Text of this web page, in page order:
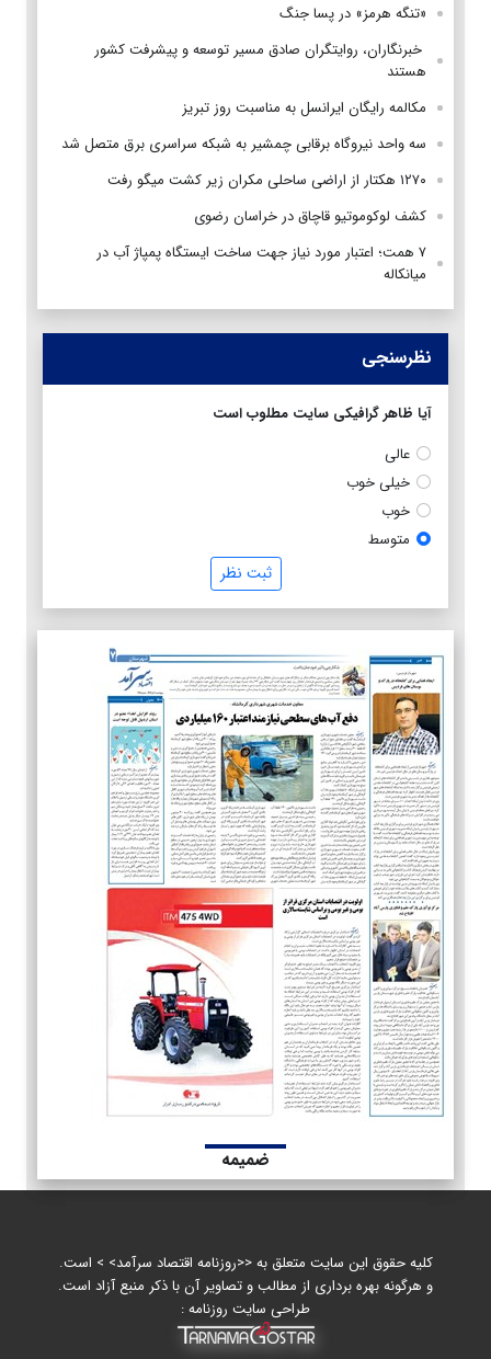
«تنگه هرمز» در پسا جنگ
‌ خبرنگاران، روایتگران صادق مسیر توسعه و پیشرفت کشور
هستند
مکالمه رایگان ایرانسل به مناسبت روز تبریز
سه واحد نیروگاه برقابی چمشیر به شبکه سراسری برق متصل شد
۱۲۷۰ هکتار از اراضی ساحلی مکران زیر کشت میگو رفت
کشف لوکوموتیو قاچاق در خراسان رضوی
۷ همت؛ اعتبار مورد نیاز جهت ساخت ایستگاه پمپاژ آب در
میانکاله
نظرسنجی
آیا ظاهر گرافیکی سایت مطلوب است
عالی
خیلی خوب
خوب
متوسط
ثبت نظر
ضمیمه
کلیه حقوق این سایت متعلق به <<روزنامه اقتصاد سرآمد> > است.
و هرگونه بهره برداری از مطالب و تصاویر آن با ذکر منبع آزاد است.
طراحی سایت روزنامه :